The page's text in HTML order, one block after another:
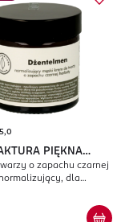
PIĘKNA
o zapachu czarnej
dla